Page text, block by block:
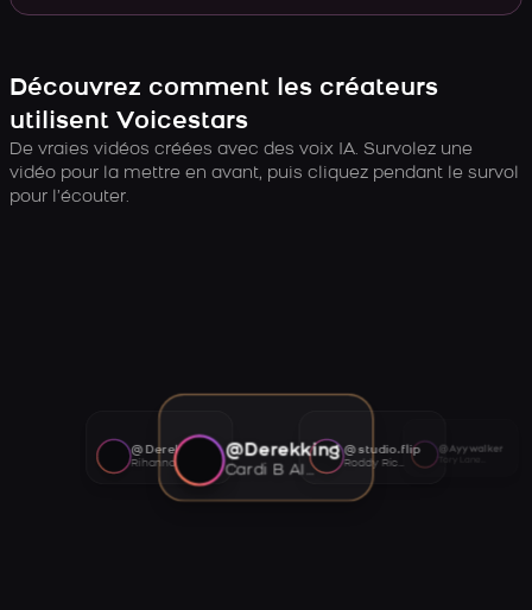
Découvrez comment les créateurs
utilisent Voicestars
De vraies vidéos créées avec des voix IA. Survolez une
vidéo pour la mettre en avant, puis cliquez pendant le survol
pour l’écouter.
@Derekking
Cardi B AI voice
@studio.flip
Roddy Ricch AI voice
@Ayywalker
@Derekking
Rihanna AI voice